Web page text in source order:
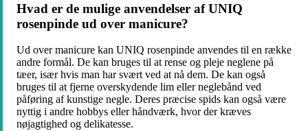
Hvad er de mulige anvendelser af UNIQ
rosenpinde ud over manicure?
Ud over manicure kan UNIQ rosenpinde anvendes til en række
andre formål. De kan bruges til at rense og pleje neglene på
tæer, især hvis man har svært ved at nå dem. De kan også
bruges til at fjerne overskydende lim eller neglebånd ved
påføring af kunstige negle. Deres præcise spids kan også være
nyttig i andre hobbys eller håndværk, hvor der kræves
nøjagtighed og delikatesse.